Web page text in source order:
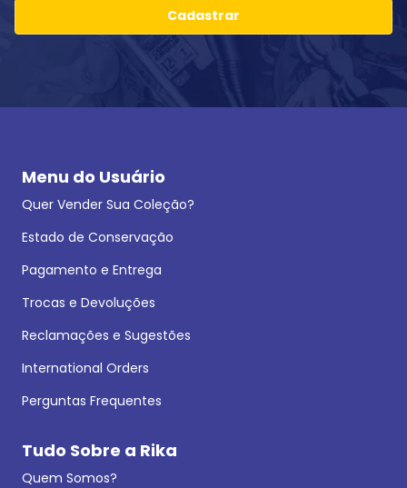
Cadastrar
Menu do Usuário
Quer Vender Sua Coleção?
Estado de Conservação
Pagamento e Entrega
Trocas e Devoluções
Reclamações e Sugestões
International Orders
Perguntas Frequentes
Tudo Sobre a Rika
Quem Somos?